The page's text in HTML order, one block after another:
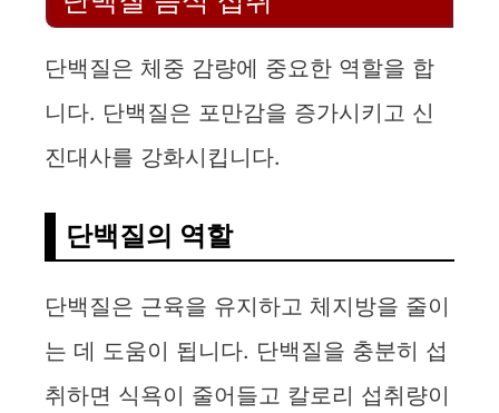
단백질은 체중 감량에 중요한 역할을 합
니다. 단백질은 포만감을 증가시키고 신
진대사를 강화시킵니다.
단백질의 역할
단백질은 근육을 유지하고 체지방을 줄이
는 데 도움이 됩니다. 단백질을 충분히 섭
취하면 식욕이 줄어들고 칼로리 섭취량이